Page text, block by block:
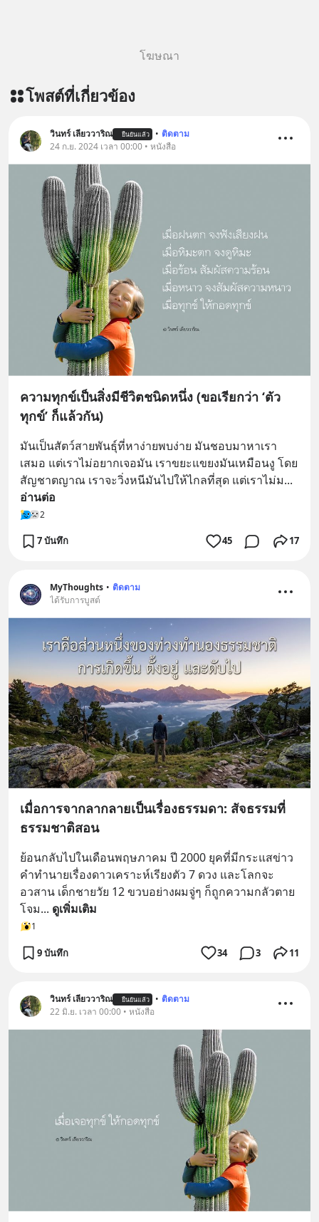
โฆษณา
โพสต์ที่เกี่ยวข้อง
วินทร์ เลียววาริณ ยืนยันแล้ว • ติดตาม
24 ก.ย. 2024 เวลา 00:00 • หนังสือ
ความทุกข์เป็นสิ่งมีชีวิตชนิดหนึ่ง (ขอเรียกว่า ‘ตัว
ทุกข์’ ก็แล้วกัน)
มันเป็นสัตว์สายพันธุ์ที่หาง่ายพบง่าย มันชอบมาหาเรา
เสมอ แต่เราไม่อยากเจอมัน เราขยะแขยงมันเหมือนงู โดย
สัญชาตญาณ เราจะวิ่งหนีมันไปให้ไกลที่สุด แต่เราไม่ม
อ่านต่อ
2
7 บันทึก 45 17
MyThoughts • ติดตาม
ได้รับการบูสต์
เมื่อการจากลากลายเป็นเรื่องธรรมดา: สัจธรรมที่
ธรรมชาติสอน
ย้อนกลับไปในเดือนพฤษภาคม ปี 2000 ยุคที่มีกระแสข่าว
คำทำนายเรื่องดาวเคราะห์เรียงตัว 7 ดวง และโลกจะ
อวสาน เด็กชายวัย 12 ขวบอย่างผมจู่ๆ ก็ถูกความกลัวตาย
โจม... ดูเพิ่มเติม
1
9 บันทึก 34 3 11
วินทร์ เลียววาริณ ยืนยันแล้ว • ติดตาม
22 มิ.ย. เวลา 00:00 • หนังสือ